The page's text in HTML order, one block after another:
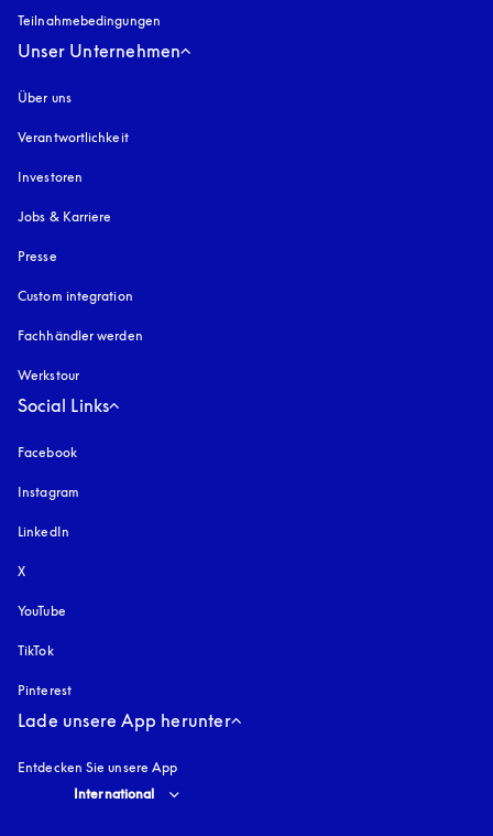
Teilnahmebedingungen
Unser Unternehmen
Über uns
Verantwortlichkeit
Investoren
Jobs & Karriere
Presse
Custom integration
Fachhändler werden
Werkstour
Social Links
Facebook
Instagram
LinkedIn
X
YouTube
TikTok
Pinterest
Lade unsere App herunter
Entdecken Sie unsere App
Select country and language
International